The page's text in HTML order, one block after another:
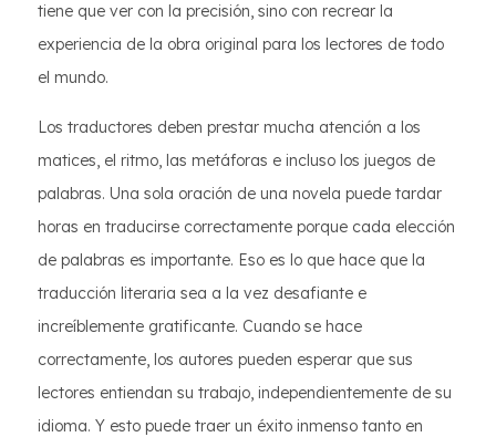
tiene que ver con la precisión, sino con recrear la
experiencia de la obra original para los lectores de todo
el mundo.
Los traductores deben prestar mucha atención a los
matices, el ritmo, las metáforas e incluso los juegos de
palabras. Una sola oración de una novela puede tardar
horas en traducirse correctamente porque cada elección
de palabras es importante. Eso es lo que hace que la
traducción literaria sea a la vez desafiante e
increíblemente gratificante. Cuando se hace
correctamente, los autores pueden esperar que sus
lectores entiendan su trabajo, independientemente de su
idioma. Y esto puede traer un éxito inmenso tanto en